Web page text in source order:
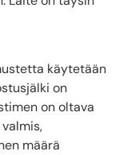
käytetään
on
on oltava
määrä